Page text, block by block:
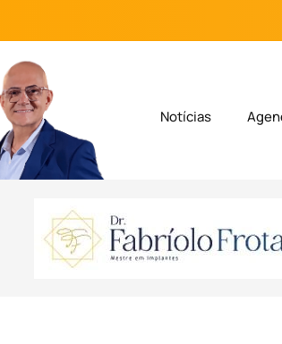
Notícias